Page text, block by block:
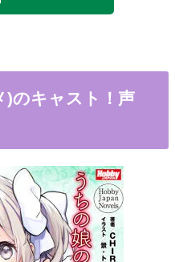
)のキャスト！声